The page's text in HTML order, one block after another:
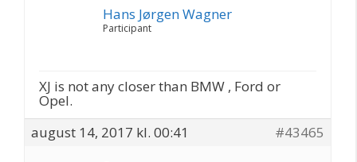
Hans Jørgen Wagner
Participant
XJ is not any closer than BMW , Ford or
Opel.
august 14, 2017 kl. 00:41
#43465